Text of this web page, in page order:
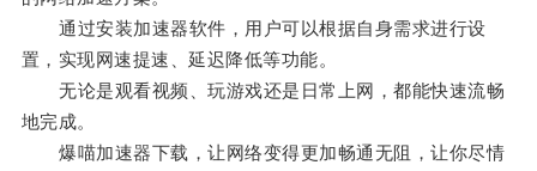
通过安装加速器软件，用户可以根据自身需求进行设
置，实现网速提速、延迟降低等功能。
无论是观看视频、玩游戏还是日常上网，都能快速流畅
地完成。
爆喵加速器下载，让网络变得更加畅通无阻，让你尽情